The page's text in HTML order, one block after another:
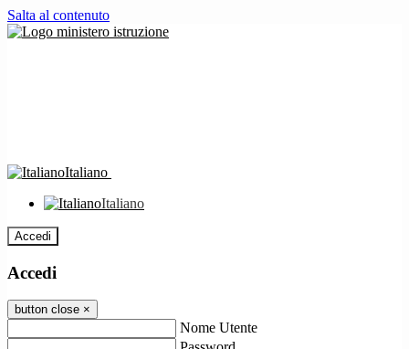
Salta al contenuto
Italiano
Italiano
Accedi
Accedi
button close ×
Nome Utente